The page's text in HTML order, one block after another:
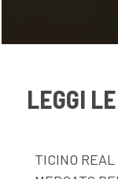
LEGGI
TICINO